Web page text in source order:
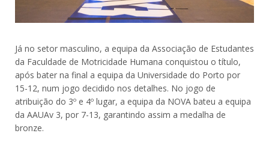
Já no setor masculino, a equipa da Associação de Estudantes
da Faculdade de Motricidade Humana conquistou o título,
após bater na final a equipa da Universidade do Porto por
15-12, num jogo decidido nos detalhes. No jogo de
atribuição do 3º e 4º lugar, a equipa da NOVA bateu a equipa
da AAUAv 3, por 7-13, garantindo assim a medalha de
bronze.